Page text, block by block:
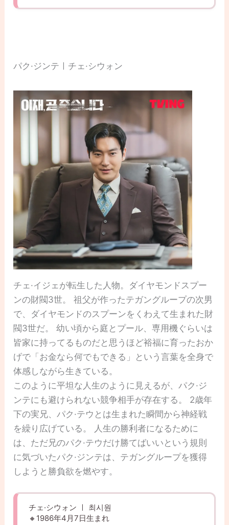
パク·ジンテㅣチェ·シウォン
チェ·イジェが転生した人物。ダイヤモンドスプー
ンの財閥3世。 祖父が作ったテガングループの次男
で、ダイヤモンドのスプーンをくわえて生まれた財
閥3世だ。 幼い頃から庭とプール、専用機ぐらいは
皆家に持ってるものだと思うほど裕福に育ったおか
げで「お金なら何でもできる」という言葉を全身で
体感しながら生きている。
このように平坦な人生のように見えるが、パク·ジ
ンテにも避けられない競争相手が存在する。 2歳年
下の実兄、パク·テウとは生まれた瞬間から神経戦
を繰り広げている。 人生の勝利者になるために
は、ただ兄のパク·テウだけ勝てばいいという規則
に気づいたパク·ジンテは、テガングループを獲得
しようと勝負欲を燃やす。
チェ·シウォン ㅣ 최시원
🔸1986年4月7日生まれ